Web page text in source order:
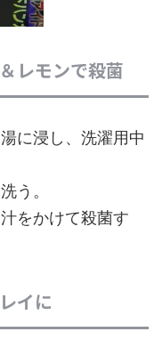
レモンで殺菌
に浸し、 洗濯用中
う。
をかけて殺菌す
イに